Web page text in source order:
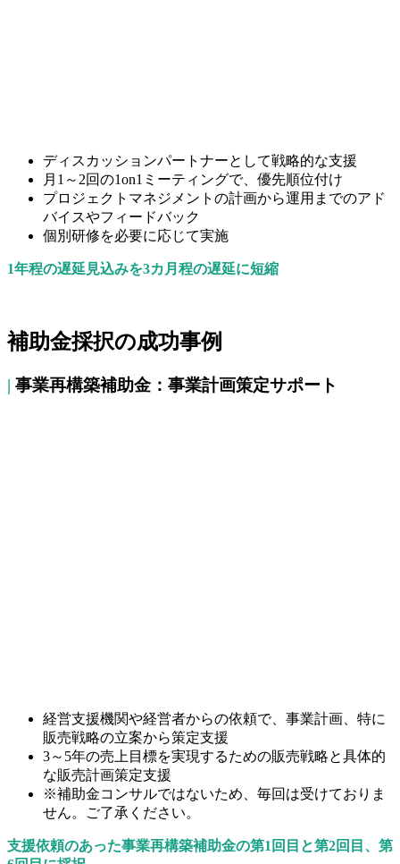
ディスカッションパートナーとして戦略的な支援
月1～2回の1on1ミーティングで、優先順位付け
プロジェクトマネジメントの計画から運用までのアド
バイスやフィードバック
個別研修を必要に応じて実施
1年程の遅延見込みを3カ月程の遅延に短縮
補助金採択の成功事例
| 事業再構築補助金：事業計画策定サポート
経営支援機関や経営者からの依頼で、事業計画、特に
販売戦略の立案から策定支援
3～5年の売上目標を実現するための販売戦略と具体的
な販売計画策定支援
※補助金コンサルではないため、毎回は受けておりま
せん。ご了承ください。
支援依頼のあった事業再構築補助金の第1回目と第2回目、第